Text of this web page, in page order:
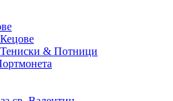
& Потници